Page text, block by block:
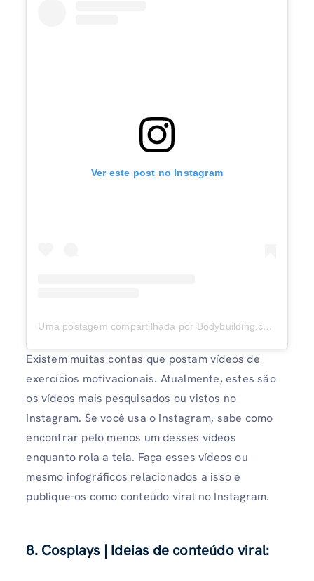
Ver este post no Instagram
Uma postagem compartilhada por Bodybuilding.com (@bodybuildingcom)
Existem muitas contas que postam vídeos de
exercícios motivacionais. Atualmente, estes são
os vídeos mais pesquisados ​​ou vistos no
Instagram. Se você usa o Instagram, sabe como
encontrar pelo menos um desses vídeos
enquanto rola a tela. Faça esses vídeos ou
mesmo infográficos relacionados a isso e
publique-os como conteúdo viral no Instagram.
8. Cosplays | Ideias de conteúdo viral: